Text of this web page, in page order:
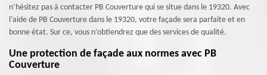
n’hésitez pas à contacter PB Couverture qui se situe dans le 19320. Avec
l’aide de PB Couverture dans le 19320, votre façade sera parfaite et en
bonne état. Sur ce, vous n’obtiendrez que des services de qualité.
Une protection de façade aux normes avec PB
Couverture